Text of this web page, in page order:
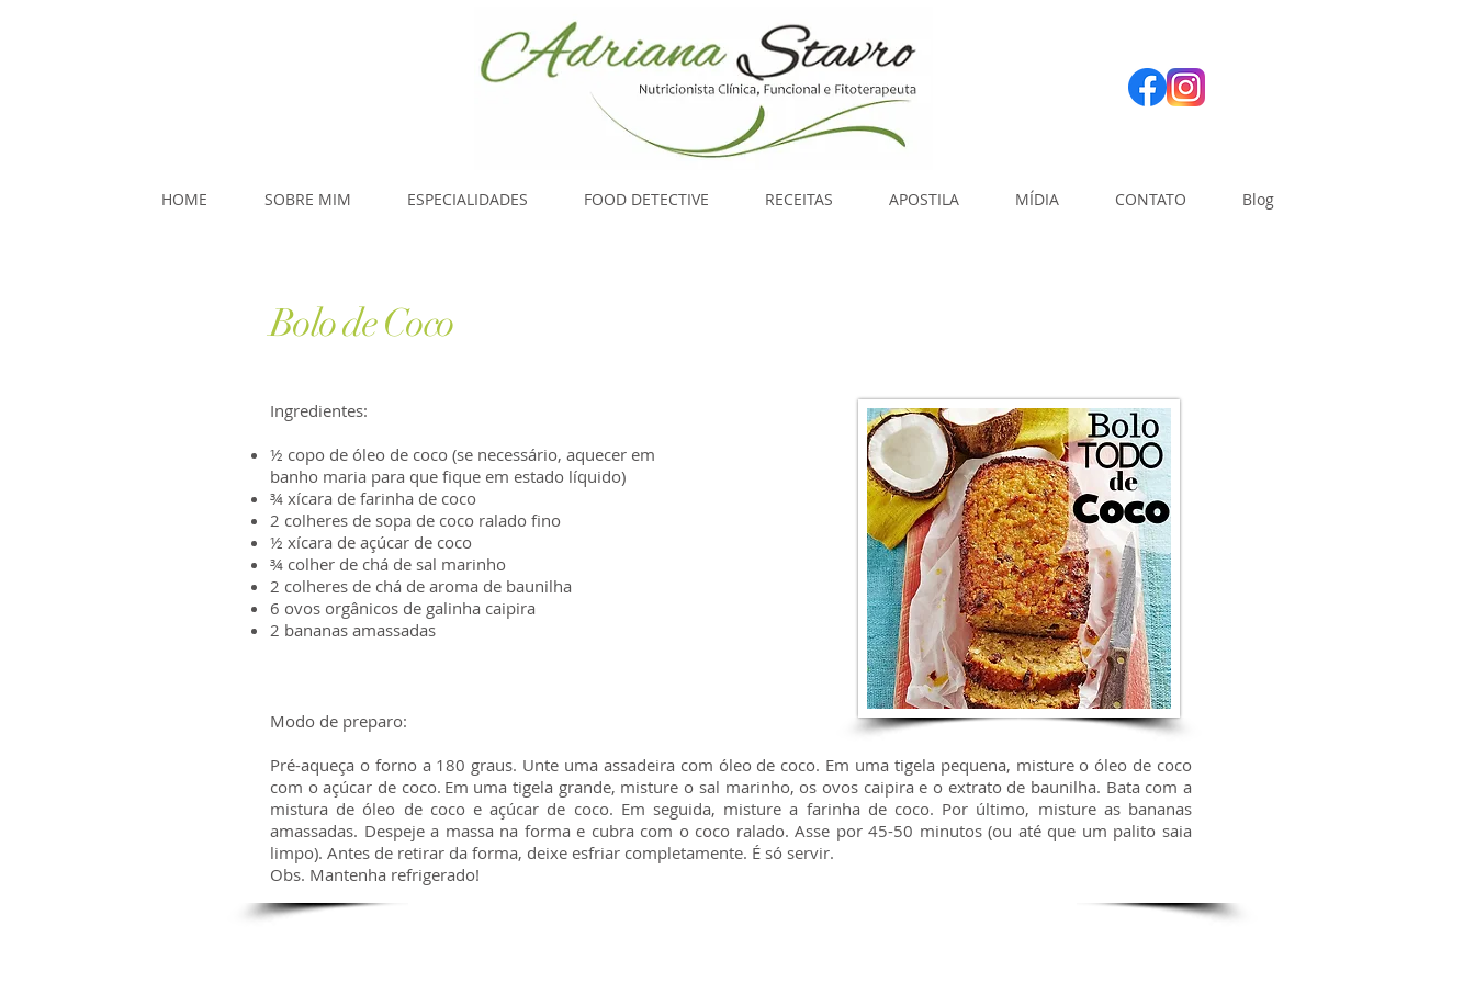
HOME SOBRE MIM ESPECIALIDADES FOOD DETECTIVE RECEITAS APOSTILA MÍDIA CONTATO Blog
Bolo de Coco
Ingredientes:
½ copo de óleo de coco (se necessário, aquecer em
banho maria para que fique em estado líquido)
¾ xícara de farinha de coco
2 colheres de sopa de coco ralado fino
½ xícara de açúcar de coco
¾ colher de chá de sal marinho
2 colheres de chá de aroma de baunilha
6 ovos orgânicos de galinha caipira
2 bananas amassadas
Modo de preparo:
Pré-aqueça o forno a 180 graus. Unte uma assadeira com óleo de coco. Em uma tigela pequena, misture o óleo de coco
com o açúcar de coco. Em uma tigela grande, misture o sal marinho, os ovos caipira e o extrato de baunilha. Bata com a
mistura de óleo de coco e açúcar de coco. Em seguida, misture a farinha de coco. Por último, misture as bananas
amassadas. Despeje a massa na forma e cubra com o coco ralado. Asse por 45-50 minutos (ou até que um palito saia
limpo). Antes de retirar da forma, deixe esfriar completamente. É só servir.
Obs. Mantenha refrigerado!